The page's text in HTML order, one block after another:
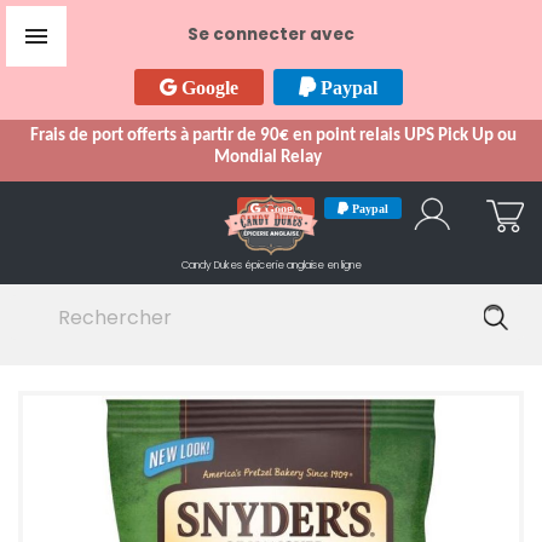
Se connecter avec
Google Paypal
Frais de port offerts à partir de 90€ en point relais UPS Pick Up ou
Mondial Relay

Google Paypal
Candy Dukes épicerie anglaise en ligne